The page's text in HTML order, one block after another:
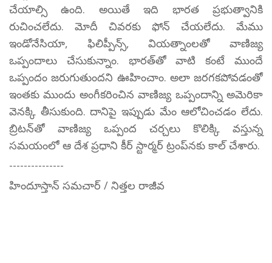
చేయాల్సి ఉంది. అయితే ఇది భారత ప్రభుత్వానికి
రుచించలేదు. మోదీ చివరకు ఫోన్‌ చేయలేదు. మేము
ఇండోనేసియా, ఫిలిప్పీన్స్, వియత్నాంలతో వాణిజ్య
ఒప్పందాలు చేసుకున్నాం. భారత్‌తో వాటి కంటే ముందే
ఒప్పందం జరుగుతుందని ఊహించాం. అలా జరగకపోవడంతో
ఇంతకు ముందు అంగీకరించిన వాణిజ్య ఒప్పందాన్ని అమెరికా
వెనక్కి తీసుకుంది. దానిపై ఇప్పుడు మేం ఆలోచించడం లేదు.
బ్రిటన్‌తో వాణిజ్య ఒప్పంద చర్చలు కొలిక్కి వస్తున్న
సమయంలో ఆ దేశ ప్రధాని కీర్‌ స్టార్మర్‌ ట్రంప్‌నకు కాల్‌ చేశారు.
---------------
హిందూస్తాన్ సమచార్ / నిత్తల రాజీవ